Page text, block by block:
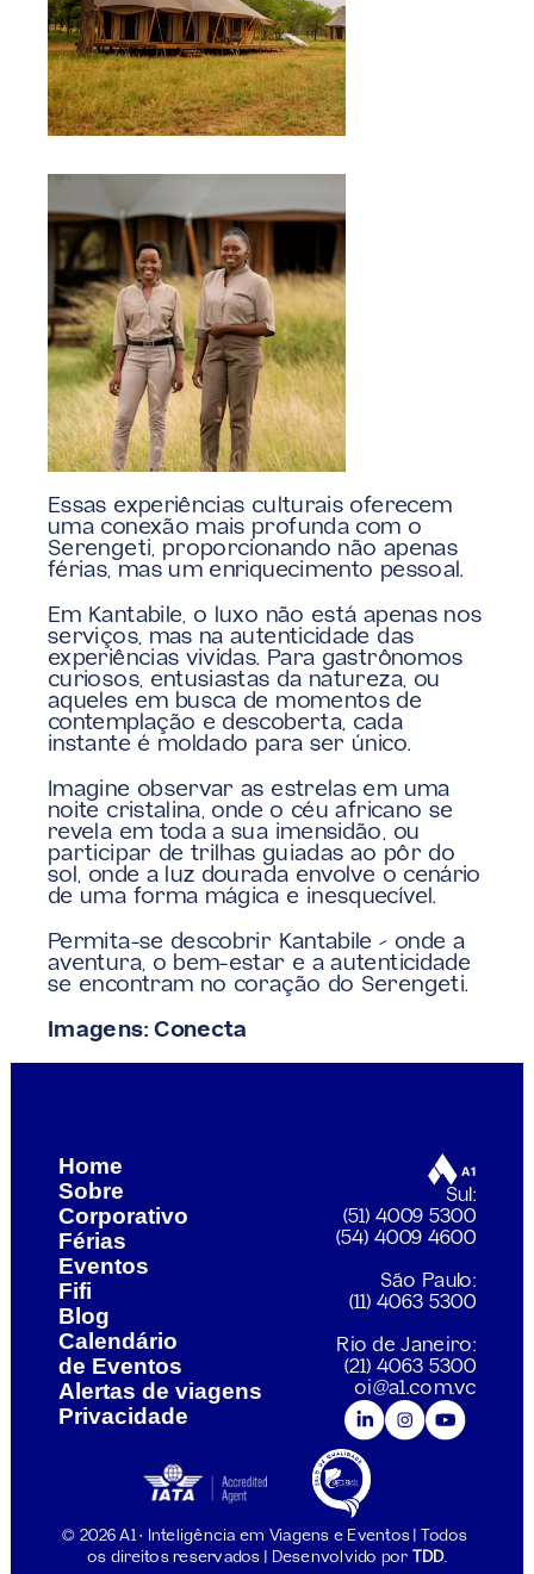
Essas experiências culturais oferecem
uma conexão mais profunda com o
Serengeti, proporcionando não apenas
férias, mas um enriquecimento pessoal.
Em Kantabile, o luxo não está apenas nos
serviços, mas na autenticidade das
experiências vividas. Para gastrônomos
curiosos, entusiastas da natureza, ou
aqueles em busca de momentos de
contemplação e descoberta, cada
instante é moldado para ser único.
Imagine observar as estrelas em uma
noite cristalina, onde o céu africano se
revela em toda a sua imensidão, ou
participar de trilhas guiadas ao pôr do
sol, onde a luz dourada envolve o cenário
de uma forma mágica e inesquecível.
Permita-se descobrir Kantabile – onde a
aventura, o bem-estar e a autenticidade
se encontram no coração do Serengeti.
Imagens: Conecta
Home
Sobre
Corporativo
Férias
Eventos
Fifi
Blog
Calendário
de Eventos
Alertas de viagens
Privacidade
Sul:
(51) 4009 5300
(54) 4009 4600
São Paulo:
(11) 4063 5300
Rio de Janeiro:
(21) 4063 5300
oi@a1.com.vc
© 2026 A1 • Inteligência em Viagens e Eventos | Todos
os direitos reservados | Desenvolvido por
TDD.